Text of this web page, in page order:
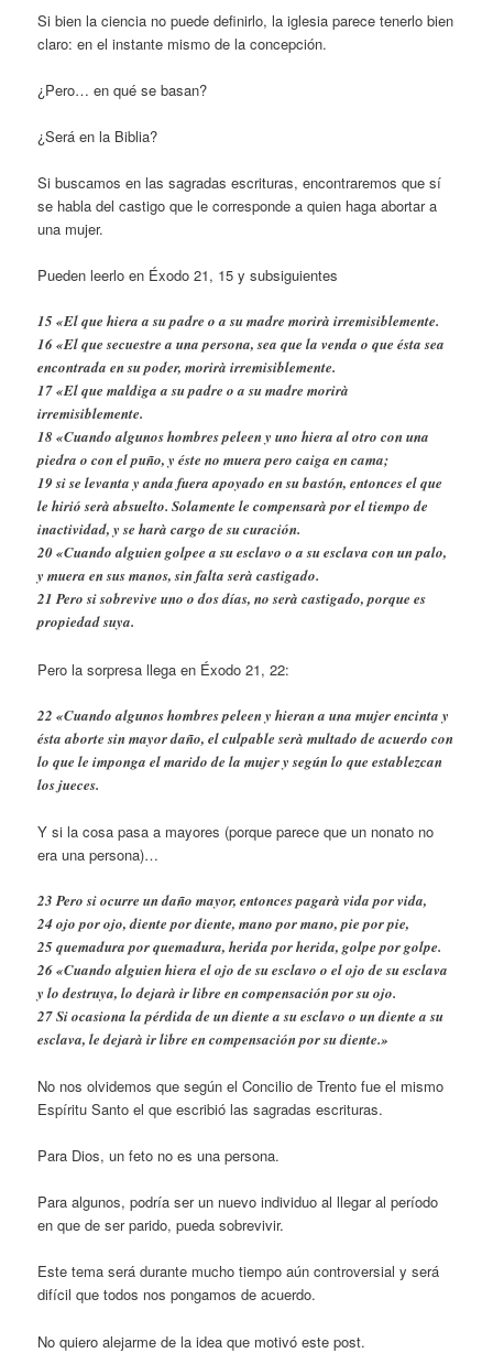
Si bien la ciencia no puede definirlo, la iglesia parece tenerlo bien
claro: en el instante mismo de la concepción.
¿Pero… en qué se basan?
¿Será en la Biblia?
Si buscamos en las sagradas escrituras, encontraremos que sí
se habla del castigo que le corresponde a quien haga abortar a
una mujer.
Pueden leerlo en Éxodo 21, 15 y subsiguientes
15 «El que hiera a su padre o a su madre morirà irremisiblemente.
16 «El que secuestre a una persona, sea que la venda o que ésta sea
encontrada en su poder, morirà irremisiblemente.
17 «El que maldiga a su padre o a su madre morirà
irremisiblemente.
18 «Cuando algunos hombres peleen y uno hiera al otro con una
piedra o con el puño, y éste no muera pero caiga en cama;
19 si se levanta y anda fuera apoyado en su bastón, entonces el que
le hirió serà absuelto. Solamente le compensarà por el tiempo de
inactividad, y se harà cargo de su curación.
20 «Cuando alguien golpee a su esclavo o a su esclava con un palo,
y muera en sus manos, sin falta serà castigado.
21 Pero si sobrevive uno o dos días, no serà castigado, porque es
propiedad suya.
Pero la sorpresa llega en Éxodo 21, 22:
22 «Cuando algunos hombres peleen y hieran a una mujer encinta y
ésta aborte sin mayor daño, el culpable serà multado de acuerdo con
lo que le imponga el marido de la mujer y según lo que establezcan
los jueces.
Y si la cosa pasa a mayores (porque parece que un nonato no
era una persona)…
23 Pero si ocurre un daño mayor, entonces pagarà vida por vida,
24 ojo por ojo, diente por diente, mano por mano, pie por pie,
25 quemadura por quemadura, herida por herida, golpe por golpe.
26 «Cuando alguien hiera el ojo de su esclavo o el ojo de su esclava
y lo destruya, lo dejarà ir libre en compensación por su ojo.
27 Si ocasiona la pérdida de un diente a su esclavo o un diente a su
esclava, le dejarà ir libre en compensación por su diente.»
No nos olvidemos que según el Concilio de Trento fue el mismo
Espíritu Santo el que escribió las sagradas escrituras.
Para Dios, un feto no es una persona.
Para algunos, podría ser un nuevo individuo al llegar al período
en que de ser parido, pueda sobrevivir.
Este tema será durante mucho tiempo aún controversial y será
difícil que todos nos pongamos de acuerdo.
No quiero alejarme de la idea que motivó este post.